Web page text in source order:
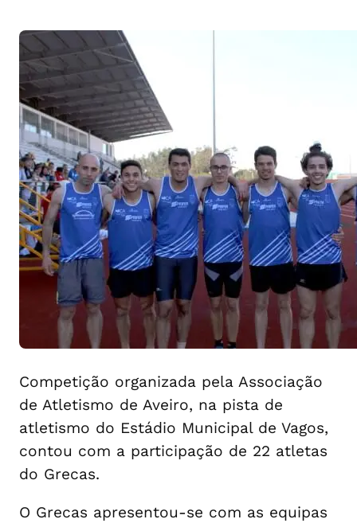
Competição organizada pela Associação
de Atletismo de Aveiro, na pista de
atletismo do Estádio Municipal de Vagos,
contou com a participação de 22 atletas
do Grecas.
O Grecas apresentou-se com as equipas